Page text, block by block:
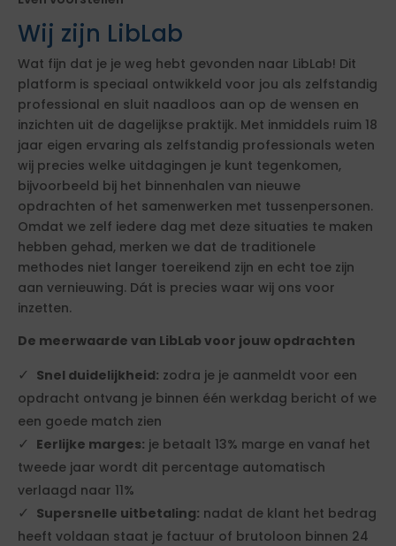
Wij zijn LibLab
Wat fijn dat je je weg hebt gevonden naar LibLab! Dit
platform is speciaal ontwikkeld voor jou als zelfstandig
professional en sluit naadloos aan op de wensen en
inzichten uit de dagelijkse praktijk. Met inmiddels ruim 18
jaar eigen ervaring als zelfstandig professionals weten
wij precies welke uitdagingen je kunt tegenkomen,
bijvoorbeeld bij het binnenhalen van nieuwe
opdrachten of het samenwerken met tussenpersonen.
Omdat we zelf iedere dag met deze situaties te maken
hebben gehad, merken we dat de traditionele
methodes niet langer toereikend zijn en echt toe zijn
aan vernieuwing. Dát is precies waar wij ons voor
inzetten.
De meerwaarde van LibLab voor jouw opdrachten
Snel duidelijkheid: zodra je je aanmeldt voor een
opdracht ontvang je binnen één werkdag bericht of we
een goede match zien
Eerlijke marges: je betaalt 13% marge en vanaf het
tweede jaar wordt dit percentage automatisch
verlaagd naar 11%
Supersnelle uitbetaling: nadat de klant het bedrag
heeft voldaan staat je factuur of brutoloon binnen 24